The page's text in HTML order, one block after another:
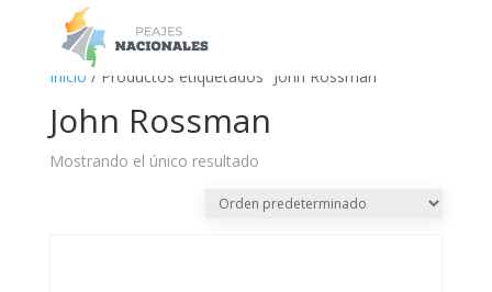
Inicio / Productos etiquetados “John Rossman”
John Rossman
Mostrando el único resultado